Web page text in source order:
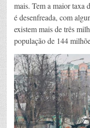
mais. Tem a maior taxa
é desenfreada, com
existem mais de três
população de 144